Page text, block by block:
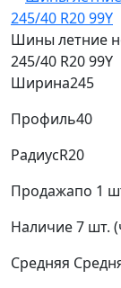
Шины летние
245/40 R20 99Y
Ширина245
Профиль40
РадиусR20
Продажапо 1
Наличие7 шт.
Средняя